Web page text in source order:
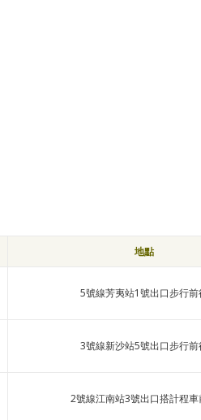
地點
5號線芳夷站1號出口步行前
3號線新沙站5號出口步行前
2號線江南站3號出口搭計程車